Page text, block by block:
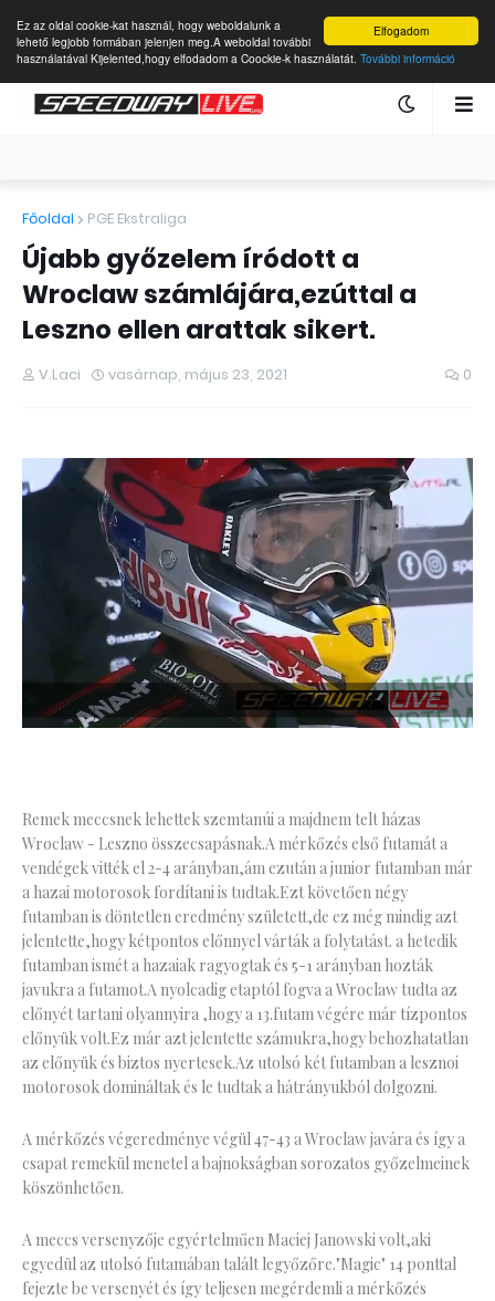
Elfogadom
Ez az oldal cookie-kat használ, hogy weboldalunk a
lehető legjobb formában jelenjen meg.A weboldal további
használatával Kijelented,hogy elfodadom a Coockie-k használatát. További információ
Főoldal PGE Ekstraliga
Újabb győzelem íródott a
Wroclaw számlájára,ezúttal a
Leszno ellen arattak sikert.
V.Laci vasárnap, május 23, 2021 0
Remek meccsnek lehettek szemtanúi a majdnem telt házas
Wroclaw - Leszno összecsapásnak.A mérkőzés első futamát a
vendégek vitték el 2-4 arányban,ám ezután a junior futamban már
a hazai motorosok fordítani is tudtak.Ezt követően négy
futamban is döntetlen eredmény született,de ez még mindig azt
jelentette,hogy kétpontos előnnyel várták a folytatást. a hetedik
futamban ismét a hazaiak ragyogtak és 5-1 arányban hozták
javukra a futamot.A nyolcadig etaptól fogva a Wroclaw tudta az
előnyét tartani olyannyira ,hogy a 13.futam végére már tízpontos
előnyük volt.Ez már azt jelentette számukra,hogy behozhatatlan
az előnyük és biztos nyertesek.Az utolsó két futamban a lesznoi
motorosok domináltak és le tudtak a hátrányukból dolgozni.
A mérkőzés végeredménye végül 47-43 a Wroclaw javára és így a
csapat remekül menetel a bajnokságban sorozatos győzelmeinek
köszönhetően.
A meccs versenyzője egyértelműen Maciej Janowski volt,aki
egyedül az utolsó futamában talált legyőzőre."Magic" 14 ponttal
fejezte be versenyét és így teljesen megérdemli a mérkőzés